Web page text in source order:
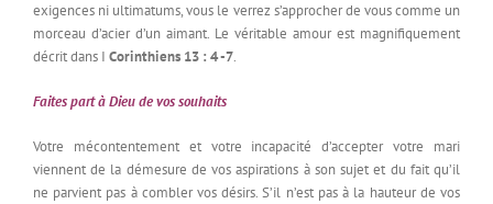
exigences ni ultimatums, vous le verrez s’approcher de vous comme un
morceau d’acier d’un aimant. Le véritable amour est magnifiquement
décrit dans I Corinthiens 13 : 4 -7.
Faites part à Dieu de vos souhaits
Votre mécontentement et votre incapacité d’accepter votre mari
viennent de la démesure de vos aspirations à son sujet et du fait qu’il
ne parvient pas à combler vos désirs. S’il n’est pas à la hauteur de vos